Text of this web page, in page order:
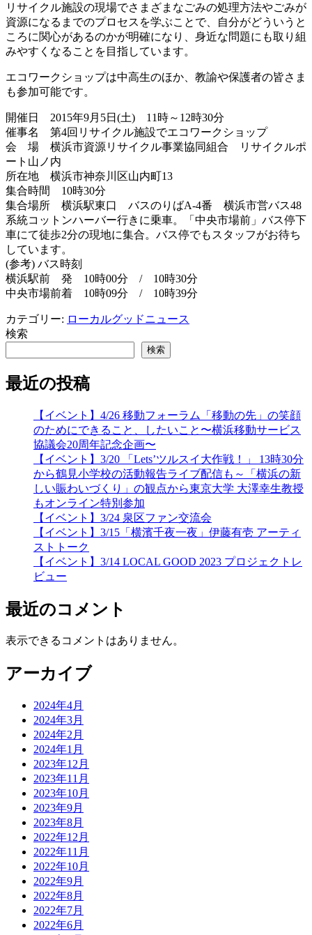
リサイクル施設の現場でさまざまなごみの処理方法やごみが
資源になるまでのプロセスを学ぶことで、自分がどういうと
ころに関心があるのかが明確になり、身近な問題にも取り組
みやすくなることを目指しています。
エコワークショップは中高生のほか、教諭や保護者の皆さま
も参加可能です。
開催日 2015年9月5日(土) 11時～12時30分
催事名 第4回リサイクル施設でエコワークショップ
会 場 横浜市資源リサイクル事業協同組合 リサイクルポ
ート山ノ内
所在地 横浜市神奈川区山内町13
集合時間 10時30分
集合場所 横浜駅東口 バスのりばA-4番 横浜市営バス48
系統コットンハーバー行きに乗車。「中央市場前」バス停下
車にて徒歩2分の現地に集合。バス停でもスタッフがお待ち
しています。
(参考) バス時刻
横浜駅前 発 10時00分 / 10時30分
中央市場前着 10時09分 / 10時39分
カテゴリー: ローカルグッドニュース
検索
検索
最近の投稿
【イベント】4/26 移動フォーラム「移動の先」の笑顔
のためにできること、したいこと〜横浜移動サービス
協議会20周年記念企画〜
【イベント】3/20 「Lets’ツルスイ大作戦！」 13時30分
から鶴見小学校の活動報告ライブ配信も～「横浜の新
しい賑わいづくり」の観点から東京大学 大澤幸生教授
もオンライン特別参加
【イベント】3/24 泉区ファン交流会
【イベント】3/15「横濱千夜一夜」伊藤有壱 アーティ
ストトーク
【イベント】3/14 LOCAL GOOD 2023 プロジェクトレ
ビュー
最近のコメント
表示できるコメントはありません。
アーカイブ
2024年4月
2024年3月
2024年2月
2024年1月
2023年12月
2023年11月
2023年10月
2023年9月
2023年8月
2022年12月
2022年11月
2022年10月
2022年9月
2022年8月
2022年7月
2022年6月